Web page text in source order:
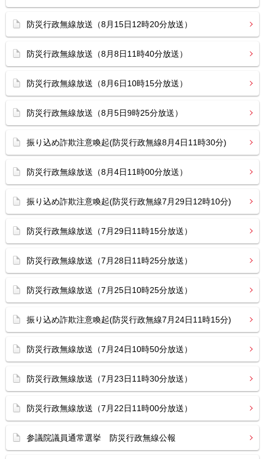
防災行政無線放送（8月15日12時20分放送）
防災行政無線放送（8月8日11時40分放送）
防災行政無線放送（8月6日10時15分放送）
防災行政無線放送（8月5日9時25分放送）
振り込め詐欺注意喚起(防災行政無線8月4日11時30分)
防災行政無線放送（8月4日11時00分放送）
振り込め詐欺注意喚起(防災行政無線7月29日12時10分)
防災行政無線放送（7月29日11時15分放送）
防災行政無線放送（7月28日11時25分放送）
防災行政無線放送（7月25日10時25分放送）
振り込め詐欺注意喚起(防災行政無線7月24日11時15分)
防災行政無線放送（7月24日10時50分放送）
防災行政無線放送（7月23日11時30分放送）
防災行政無線放送（7月22日11時00分放送）
参議院議員通常選挙 防災行政無線公報